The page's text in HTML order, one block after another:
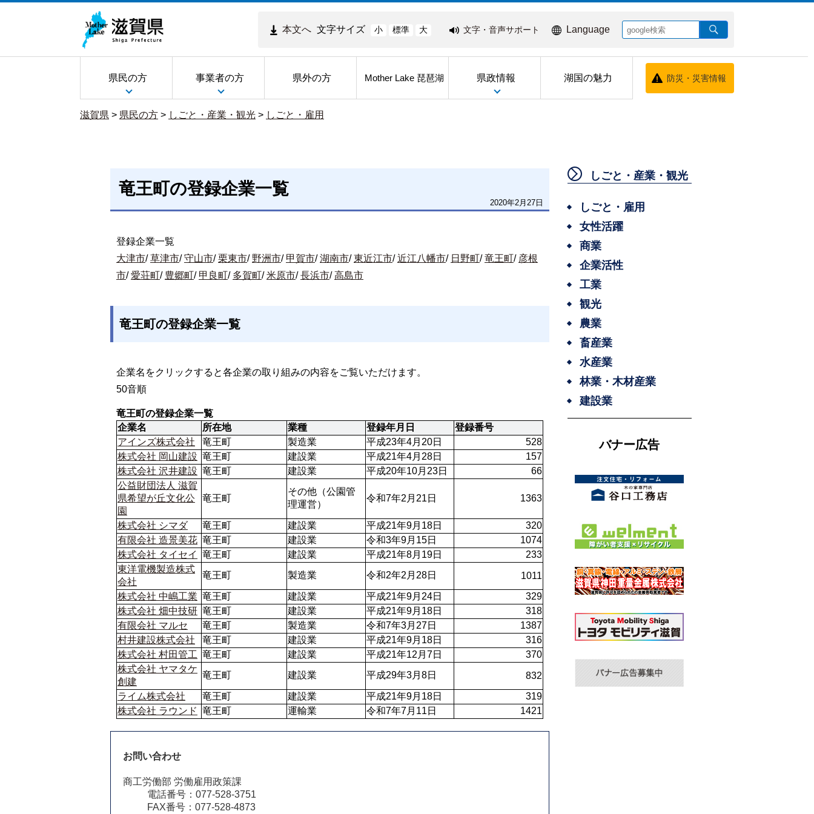
本文へ 文字サイズ 小 標準 大 文字・音声サポート Language
県民の方 事業者の方 県外の方 Mother Lake 琵琶湖 県政情報 湖国の魅力 防災・災害情報
滋賀県 > 県民の方 > しごと・産業・観光 > しごと・雇用
竜王町の登録企業一覧
2020年2月27日
登録企業一覧
大津市/草津市/守山市/栗東市/ 野洲市/ 甲賀市/湖南市/東近江市/近江八幡市/ 日野町/竜王町/ 彦根
市/愛荘町/ 豊郷町/ 甲良町/ 多賀町/米原市/長浜市/高島市
竜王町の登録企業一覧
企業名をクリックすると各企業の取り組みの内容をご覧いただけます。
50音順
竜王町の登録企業一覧
企業名
所在地 業種 登録年月日
登録番号
アインズ株式会社
竜王町 製造業 平成23年4月20日
528
株式会社 岡山建設 竜王町 建設業 平成21年4月28日
157
株式会社 沢井建設 竜王町 建設業 平成20年10月23日
66
公益財団法人 滋賀
県希望が丘文化公
園
竜王町
その他（公園管
理運営）
令和7年2月21日 1363
株式会社 シマダ 竜王町 建設業 平成21年9月18日
320
有限会社 造景美花 竜王町 建設業 令和3年9月15日
1074
株式会社 タイセイ
竜王町 建設業 平成21年8月19日
233
東洋電機製造株式
会社
竜王町 製造業 令和2年2月28日
1011
株式会社 中嶋工業 竜王町 建設業 平成21年9月24日
329
株式会社 畑中技研 竜王町 建設業 平成21年9月18日
318
有限会社 マルセ
竜王町 製造業 令和7年3月27日
1387
村井建設株式会社
竜王町 建設業 平成21年9月18日
316
株式会社 村田管工 竜王町 建設業 平成21年12月7日
370
株式会社 ヤマタケ
創建
竜王町 建設業 平成29年3月8日
832
ライム株式会社
竜王町 建設業 平成21年9月18日
319
株式会社 ラウンド 竜王町 運輸業 令和7年7月11日 1421
お問い合わせ
商工労働部 労働雇用政策課
電話番号：077‐528‐3751
FAX番号：077‐528‐4873
しごと・産業・観光
しごと・雇用
女性活躍
商業
企業活性
工業
観光
農業
畜産業
水産業
林業・木材産業
建設業
バナー広告